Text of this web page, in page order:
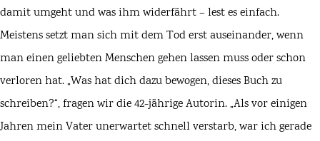
damit umgeht und was ihm widerfährt – lest es einfach.
Meistens setzt man sich mit dem Tod erst auseinander, wenn
man einen geliebten Menschen gehen lassen muss oder schon
verloren hat. „Was hat dich dazu bewogen, dieses Buch zu
schreiben?“, fragen wir die 42-jährige Autorin. „Als vor einigen
Jahren mein Vater unerwartet schnell verstarb, war ich gerade